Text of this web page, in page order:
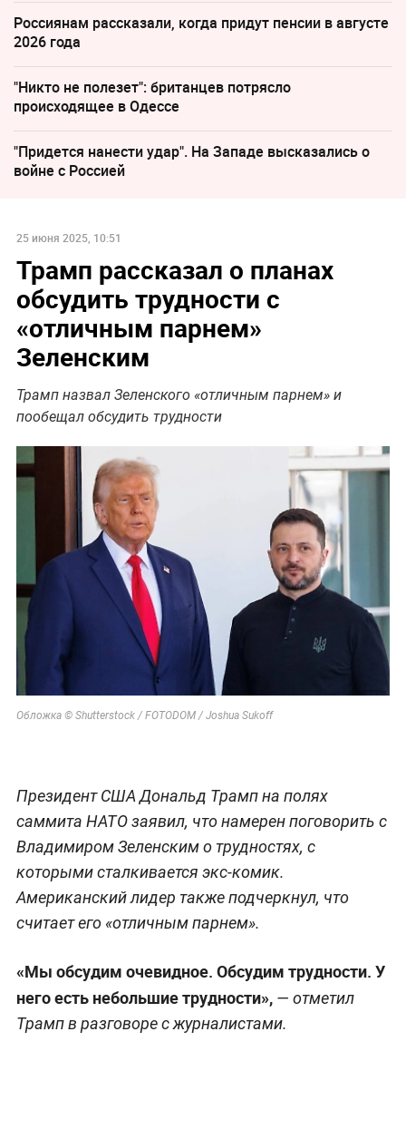
Россиянам рассказали, когда придут пенсии в августе
2026 года
"Никто не полезет": британцев потрясло
происходящее в Одессе
"Придется нанести удар". На Западе высказались о
войне с Россией
25 июня 2025, 10:51
Трамп рассказал о планах
обсудить трудности с
«отличным парнем»
Зеленским
Трамп назвал Зеленского «отличным парнем» и
пообещал обсудить трудности
Обложка © Shutterstock / FOTODOM / Joshua Sukoff
Президент США Дональд Трамп на полях
саммита НАТО заявил, что намерен поговорить с
Владимиром Зеленским о трудностях, с
которыми сталкивается экс-комик.
Американский лидер также подчеркнул, что
считает его «отличным парнем».
«Мы обсудим очевидное. Обсудим трудности. У
него есть небольшие трудности», — отметил
Трамп в разговоре с журналистами.